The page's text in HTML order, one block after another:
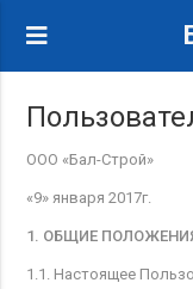
ООО «Бал-Строй»
«9» января 2017г.
1. ОБЩИЕ
1.1. Настоящее